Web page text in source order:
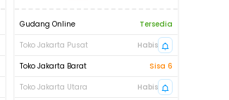
Gudang Online
Tersedia
Toko Jakarta Pusat
Habis
Toko Jakarta Barat
Sisa 6
Toko Jakarta Utara
Habis